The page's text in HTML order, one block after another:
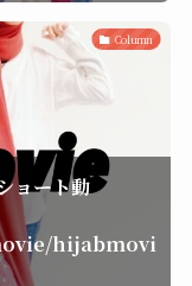
Column
ョート動
hijabmovi